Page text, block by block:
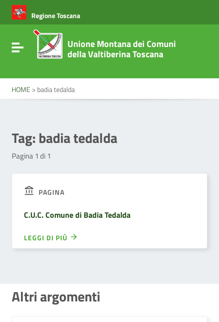
Vai ai contenuti
Vai al menu di navigazione
Vai al footer
Regione Toscana
Attiva / disattiva la navigazione
Unione Montana dei Comuni
della Valtiberina Toscana
HOME > badia tedalda
Tag:badia tedalda
Pagina 1 di 1
PAGINA
C.U.C. Comune di Badia Tedalda
LEGGI DI PIÙ
Altri argomenti